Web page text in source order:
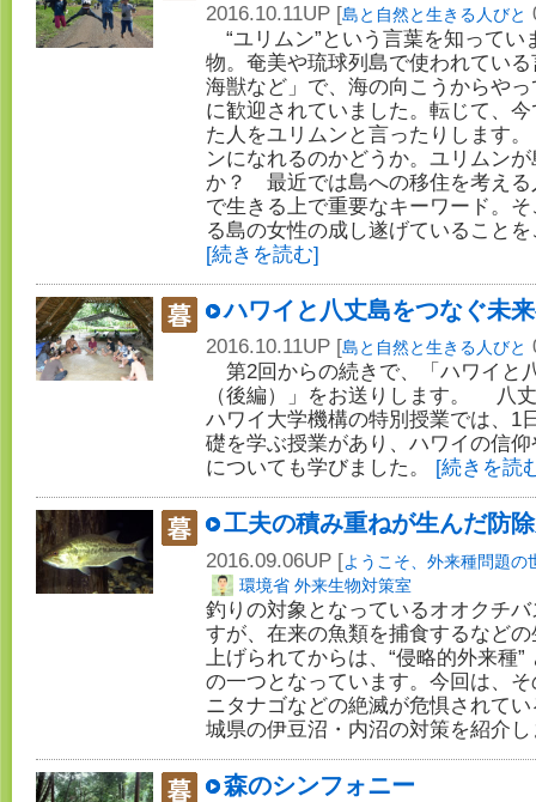
2016.10.11UP [島と自然と生きる人びと
“ユリムン”という言葉を知って
物。奄美や琉球列島で使われてい
海獣など」で、海の向こうからや
に歓迎されていました。転じて、
た人をユリムンと言ったりします
ンになれるのかどうか。ユリムン
か？ 最近では島への移住を考える
で生きる上で重要なキーワード。
る島の女性の成し遂げていること
[続きを読む]
ハワイと八丈島をつなぐ未
2016.10.11UP [島と自然と生きる人びと
第2回からの続きで、「ハワイと
（後編）」をお送りします。 八
ハワイ大学機構の特別授業では、1
礎を学ぶ授業があり、ハワイの信
についても学びました。 [続きを読
工夫の積み重ねが生んだ防
2016.09.06UP [ようこそ、外来種問題の
環境省 外来生物対策室
釣りの対象となっているオオクチ
すが、在来の魚類を捕食するなど
上げられてからは、“侵略的外来種
の一つとなっています。今回は、
ニタナゴなどの絶滅が危惧されて
城県の伊豆沼・内沼の対策を紹介
森のシンフォニー